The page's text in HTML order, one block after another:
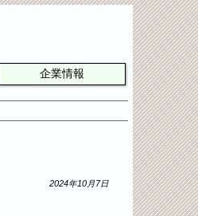
企業情報
2024年10月7日